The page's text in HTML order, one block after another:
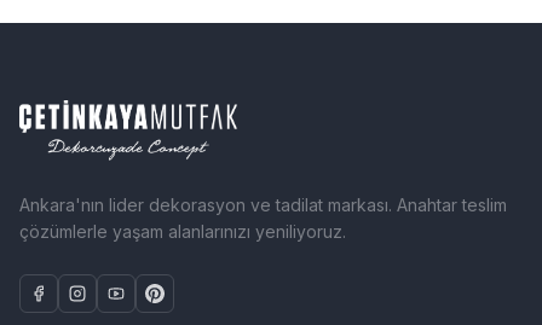
Ankara'nın lider dekorasyon ve tadilat markası. Anahtar teslim
çözümlerle yaşam alanlarınızı yeniliyoruz.